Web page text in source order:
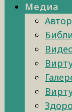
Медиа